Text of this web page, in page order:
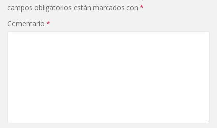
campos obligatorios están marcados con *
Comentario *